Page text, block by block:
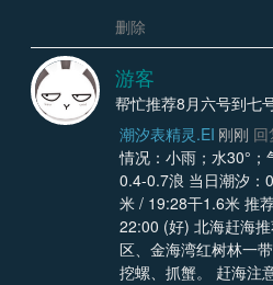
删除
游客
帮忙推荐8月六号到七
潮汐表精灵.EI 刚刚 回
情况：小雨；水30°；
0.4-0.7浪 当日潮汐：
米 / 19:28干1.6米 推
22:00 (好) 北海赶海
区、金海湾红树林一
挖螺、抓蟹。 赶海注